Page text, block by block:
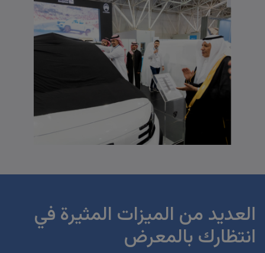
العديد من الميزات المثيرة في
انتظارك بالمعرض